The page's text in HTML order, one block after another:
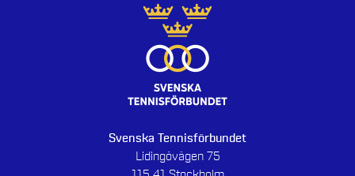
Svenska Tennisförbundet
Lidingövägen 75